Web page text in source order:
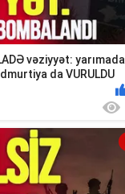
vəziyyət: yarımada
da VURULDU